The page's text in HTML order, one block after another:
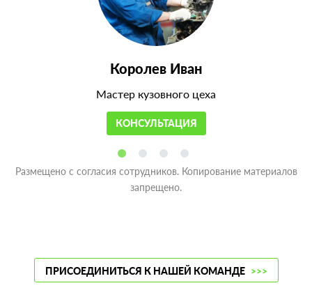
Королев Иван
Мастер кузовного цеха
КОНСУЛЬТАЦИЯ
Размещено с согласия сотрудников. Копирование материалов
запрещено.
ПРИСОЕДИНИТЬСЯ К НАШЕЙ КОМАНДЕ >>>